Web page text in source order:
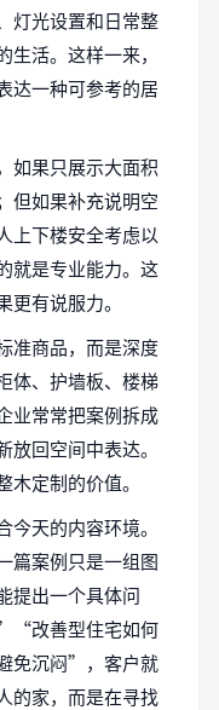
灯光设置和日常整
活。这样一来，
达一种可参考的居
如果只展示大面积
但如果补充说明空
上下楼安全考虑以
就是专业能力。这
有说服力。
准商品，而是深度
体、护墙板、楼梯
业常常把案例拆成
回空间中表达。
定制的价值。
天的内容环境。
篇案例只是一组图
提出一个具体问
改善型住宅如何
免沉闷”，客户就
的家，而是在寻找